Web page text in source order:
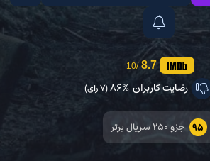
8.7
/10
رضایت کاربران 86%(7 رای)
95 جزو ۲۵۰ سریال برتر